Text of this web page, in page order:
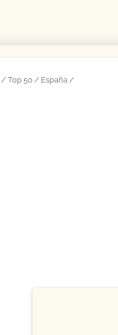
Top 50 España